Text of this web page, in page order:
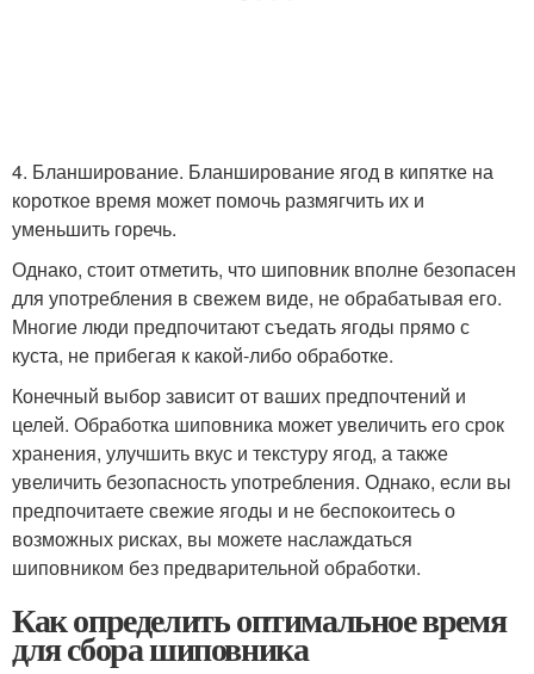
4. Бланширование. Бланширование ягод в кипятке на
короткое время может помочь размягчить их и
уменьшить горечь.
Однако, стоит отметить, что шиповник вполне безопасен
для употребления в свежем виде, не обрабатывая его.
Многие люди предпочитают съедать ягоды прямо с
куста, не прибегая к какой-либо обработке.
Конечный выбор зависит от ваших предпочтений и
целей. Обработка шиповника может увеличить его срок
хранения, улучшить вкус и текстуру ягод, а также
увеличить безопасность употребления. Однако, если вы
предпочитаете свежие ягоды и не беспокоитесь о
возможных рисках, вы можете наслаждаться
шиповником без предварительной обработки.
Как определить оптимальное время
для сбора шиповника